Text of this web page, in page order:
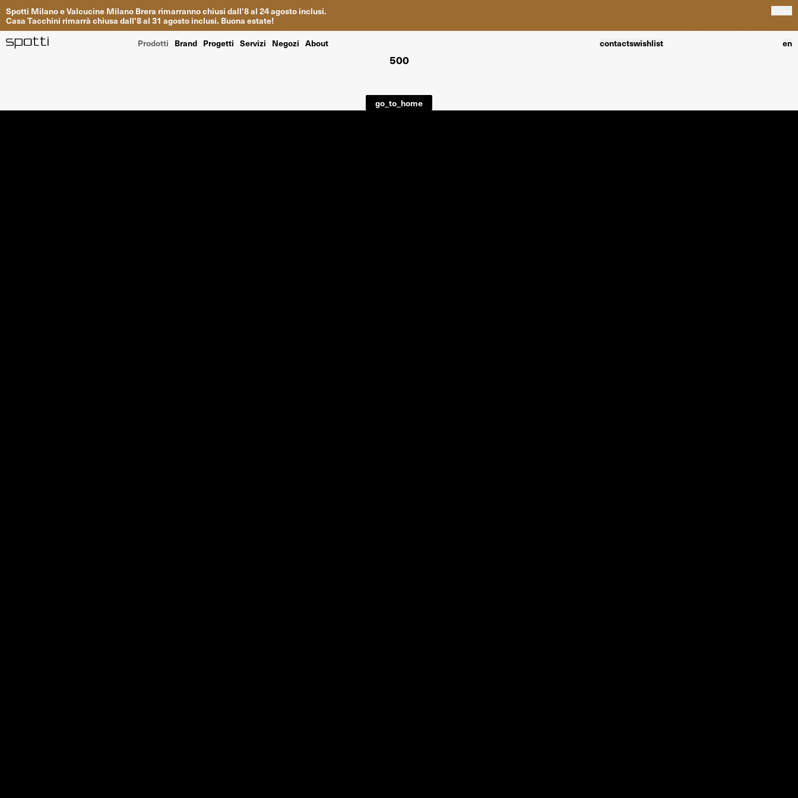
Spotti MilanoeValcucine Milano Brera rimarrannochiusi dall'8al 24agosto inclusi.
Casa Tacchini rimarrà chiusa dall'8al 31 agosto inclusi. Buona estate!
Prodotti Brand Progetti Servizi Negozi About contactswishlist en
500
go_to_home